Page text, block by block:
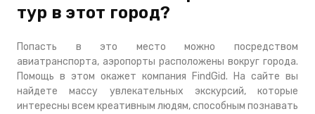
тур в этот город?
Попасть в это место можно посредством
авиатранспорта, аэропорты расположены вокруг города.
Помощь в этом окажет компания FindGid. На сайте вы
найдете массу увлекательных экскурсий, которые
интересны всем креативным людям, способным познавать